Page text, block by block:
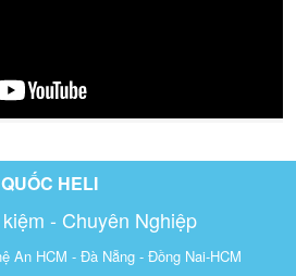
HELI
- Chuyên Nghiệp
An HCM - Đà Nẵng - Đồng Nai-HCM